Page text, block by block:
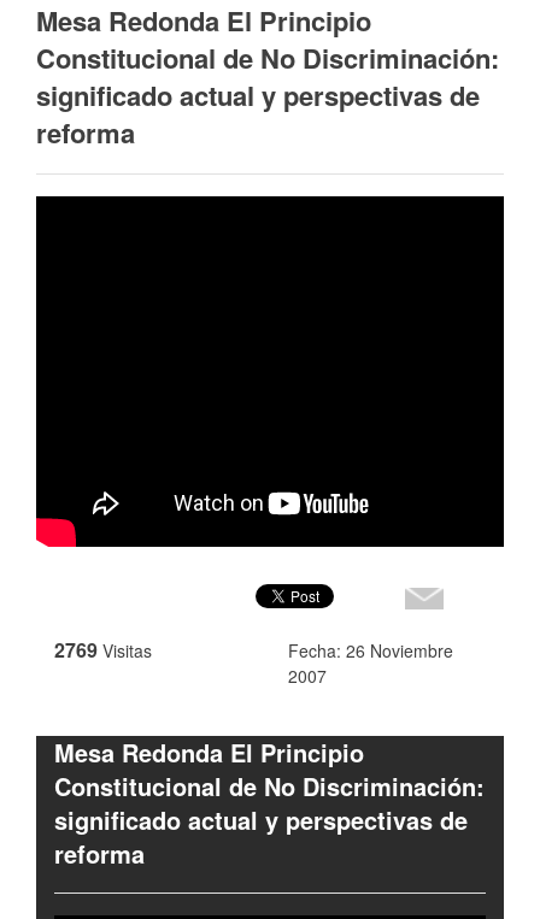
Mesa Redonda El Principio
Constitucional de No Discriminación:
significado actual y perspectivas de
reforma
2769 Visitas
Fecha: 26 Noviembre
2007
Mesa Redonda El Principio
Constitucional de No Discriminación:
significado actual y perspectivas de
reforma